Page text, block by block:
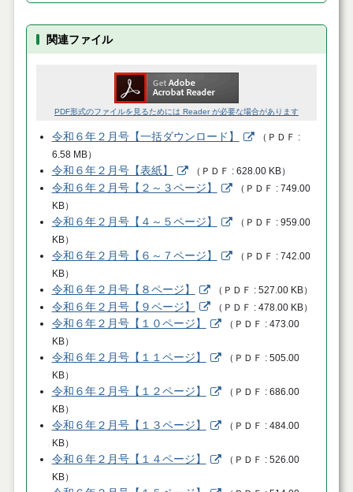
関連ファイル
PDF形式のファイルを見るためには Reader が必要な場合があります
令和６年２月号【一括ダウンロード】 （ ＰＤＦ
6.58 MB）
令和６年２月号【表紙】 （ ＰＤＦ 628.00 KB）
令和６年２月号【２～３ページ】 （ ＰＤＦ
749.00
KB）
令和６年２月号【４～５ページ】 （ ＰＤＦ
959.00
KB）
令和６年２月号【６～７ページ】 （ ＰＤＦ
742.00
KB）
令和６年２月号【８ページ】 （ ＰＤＦ 527.00 KB）
令和６年２月号【９ページ】 （ ＰＤＦ 478.00 KB）
令和６年２月号【１０ページ】 （ ＰＤＦ
473.00
KB）
令和６年２月号【１１ページ】 （ ＰＤＦ
505.00
KB）
令和６年２月号【１２ページ】 （ ＰＤＦ
686.00
KB）
令和６年２月号【１３ページ】 （ ＰＤＦ
484.00
KB）
令和６年２月号【１４ページ】 （ ＰＤＦ
526.00
KB）